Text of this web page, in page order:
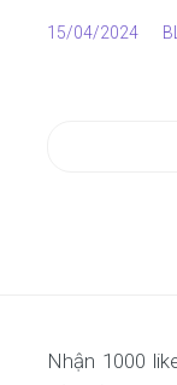
15/04/2024
Nhận 1000